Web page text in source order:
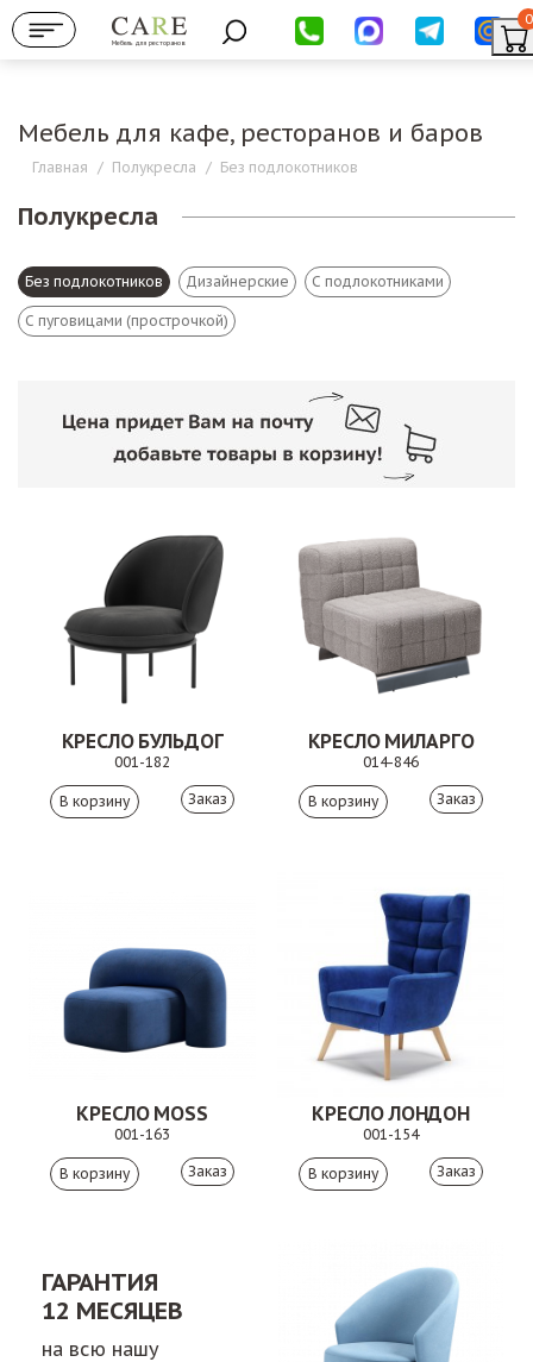
Мебель для ресторанов
0
Мебель для кафе, ресторанов и баров
Главная / Полукресла / Без подлокотников
Полукресла
Без подлокотников Дизайнерские С подлокотниками
С пуговицами (прострочкой)
КРЕСЛО БУЛЬДОГ
001-182
Заказ
КРЕСЛО МИЛАРГО
014-846
Заказ
КРЕСЛО MOSS
001-163
Заказ
КРЕСЛО ЛОНДОН
001-154
Заказ
ГАРАНТИЯ
12 МЕСЯЦЕВ
на всю нашу